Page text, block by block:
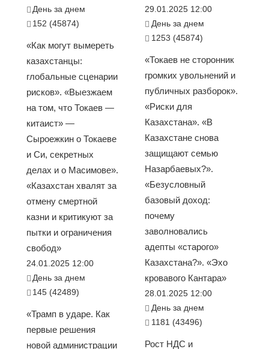
День за днем
152 (45874)
«Как могут вымереть
казахстанцы:
глобальные сценарии
рисков». «Выезжаем
на том, что Токаев —
китаист» —
Сыроежкин о Токаеве
и Си, секретных
делах и о Масимове».
«Казахстан хвалят за
отмену смертной
казни и критикуют за
пытки и ограничения
свобод»
24.01.2025 12:00
День за днем
145 (42489)
«Трамп в ударе. Как
первые решения
новой администрации
29.01.2025 12:00
День за днем
1253 (45874)
«Токаев не сторонник
громких увольнений и
публичных разборок».
«Риски для
Казахстана». «В
Казахстане снова
защищают семью
Назарбаевых?».
«Безусловный
базовый доход:
почему
заволновались
адепты «старого»
Казахстана?». «Эхо
кровавого Кантара»
28.01.2025 12:00
День за днем
1181 (43496)
Рост НДС и